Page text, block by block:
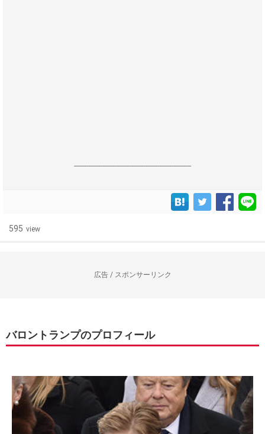
------------------------------------------------------------------
595 view
広告 / スポンサーリンク
バロントランプのプロフィール